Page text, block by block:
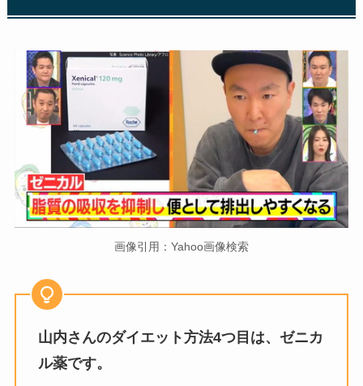
画像引用：Yahoo画像検索
山内さんのダイエット方法4つ目は、ゼニカ
ル薬です。